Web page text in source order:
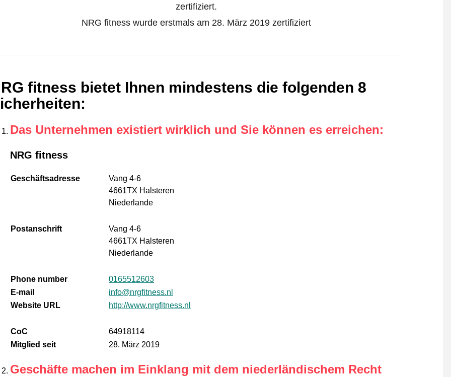
zertifiziert.
NRG fitness wurde erstmals am 28. März 2019 zertifiziert
fitness bietet Ihnen mindestens die folgenden 8
:
Das Unternehmen existiert wirklich und Sie können es erreichen:
NRG fitness
Geschäftsadresse
Vang 4-6
4661TX Halsteren
Niederlande
Postanschrift
Vang 4-6
4661TX Halsteren
Niederlande
Phone number
0165512603
E-mail
info@nrgfitness.nl
Website URL
http://www.nrgfitness.nl
CoC
64918114
Mitglied seit
28. März 2019
Geschäfte machen im Einklang mit dem niederländischem Recht